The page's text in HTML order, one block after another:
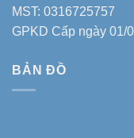
MST: 0316725757
GPKD Cấp ngày 01/
BẢN ĐỒ